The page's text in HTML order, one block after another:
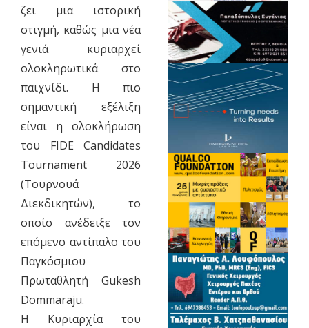
ζει μια ιστορική
στιγμή, καθώς μια νέα
γενιά κυριαρχεί
ολοκληρωτικά στο
παιχνίδι. Η πιο
σημαντική εξέλιξη
είναι η ολοκλήρωση
του FIDE Candidates
Tournament 2026
(Τουρνουά
Διεκδικητών), το
οποίο ανέδειξε τον
επόμενο αντίπαλο του
Παγκόσμιου
Πρωταθλητή Gukesh
Dommaraju.
​Η Κυριαρχία του